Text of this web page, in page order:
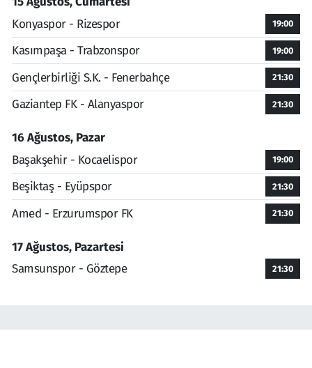
Konyaspor - Rizespor
19:00
Kasımpaşa - Trabzonspor 19:00
Gençlerbirliği S.K. - Fenerbahçe 21:30
Gaziantep FK - Alanyaspor 21:30
16 Ağustos, Pazar
Başakşehir - Kocaelispor
19:00
Beşiktaş - Eyüpspor 21:30
Amed - Erzurumspor FK 21:30
17 Ağustos, Pazartesi
Samsunspor - Göztepe
21:30